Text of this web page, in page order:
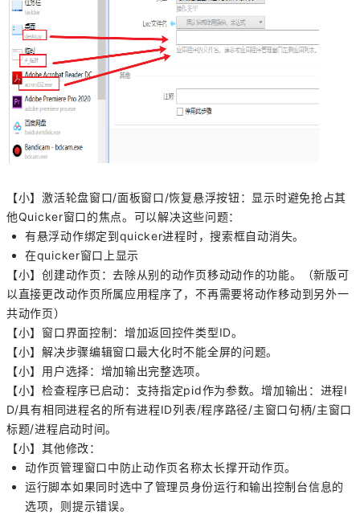
【小】激活轮盘窗口/面板窗口/恢复悬浮按钮：显示时避免抢占其
他Quicker窗口的焦点。可以解决这些问题：
有悬浮动作绑定到quicker进程时，搜索框自动消失。
在quicker窗口上显示
【小】创建动作页：去除从别的动作页移动动作的功能。（新版可
以直接更改动作页所属应用程序了，不再需要将动作移动到另外一
共动作页）
【小】窗口界面控制：增加返回控件类型ID。
【小】解决步骤编辑窗口最大化时不能全屏的问题。
【小】用户选择：增加输出完整选项。
【小】检查程序已启动：支持指定pid作为参数。增加输出：进程I
D/具有相同进程名的所有进程ID列表/程序路径/主窗口句柄/主窗口
标题/进程启动时间。
【小】其他修改：
动作页管理窗口中防止动作页名称太长撑开动作页。
运行脚本如果同时选中了管理员身份运行和输出控制台信息的
选项，则提示错误。